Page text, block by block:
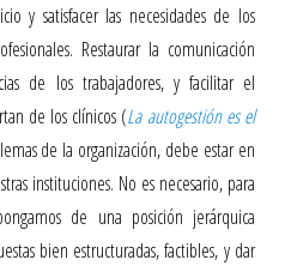
y satisfacer las necesidades de los
Restaurar la comunicación
de los trabajadores, y facilitar el
de los clínicos (La autogestión es el
de la organización, debe estar en
instituciones. No es necesario, para
de una posición jerárquica
bien estructuradas, factibles, y dar